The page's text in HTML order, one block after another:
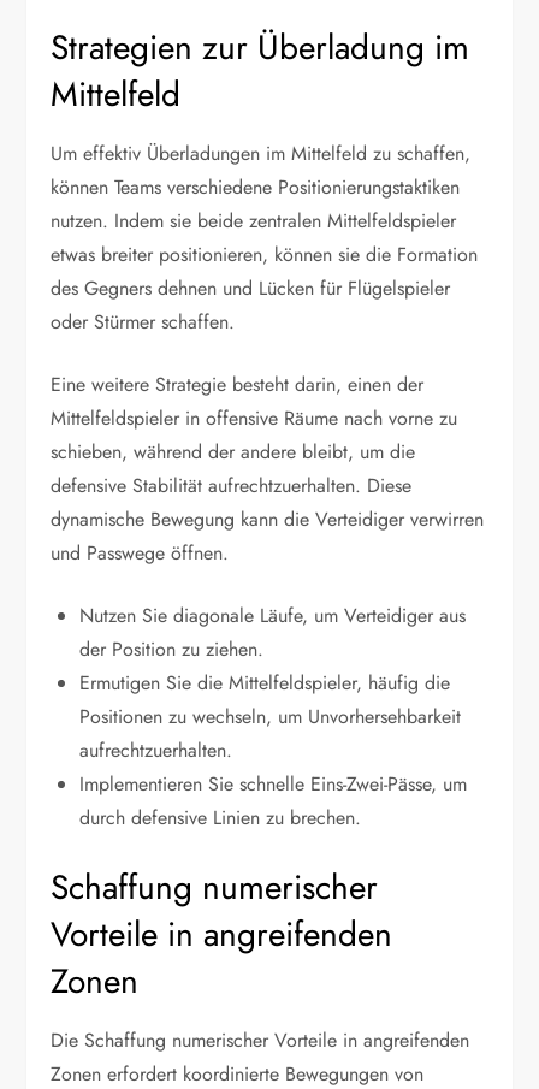
Strategien zur Überladung im
Mittelfeld
Um effektiv Überladungen im Mittelfeld zu schaffen,
können Teams verschiedene Positionierungstaktiken
nutzen. Indem sie beide zentralen Mittelfeldspieler
etwas breiter positionieren, können sie die Formation
des Gegners dehnen und Lücken für Flügelspieler
oder Stürmer schaffen.
Eine weitere Strategie besteht darin, einen der
Mittelfeldspieler in offensive Räume nach vorne zu
schieben, während der andere bleibt, um die
defensive Stabilität aufrechtzuerhalten. Diese
dynamische Bewegung kann die Verteidiger verwirren
und Passwege öffnen.
Nutzen Sie diagonale Läufe, um Verteidiger aus
der Position zu ziehen.
Ermutigen Sie die Mittelfeldspieler, häufig die
Positionen zu wechseln, um Unvorhersehbarkeit
aufrechtzuerhalten.
Implementieren Sie schnelle Eins-Zwei-Pässe, um
durch defensive Linien zu brechen.
Schaffung numerischer
Vorteile in angreifenden
Zonen
Die Schaffung numerischer Vorteile in angreifenden
Zonen erfordert koordinierte Bewegungen von